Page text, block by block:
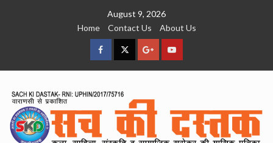
August 9, 2026
Home
Contact Us About Us
facebookTwitterGoogleYouTube